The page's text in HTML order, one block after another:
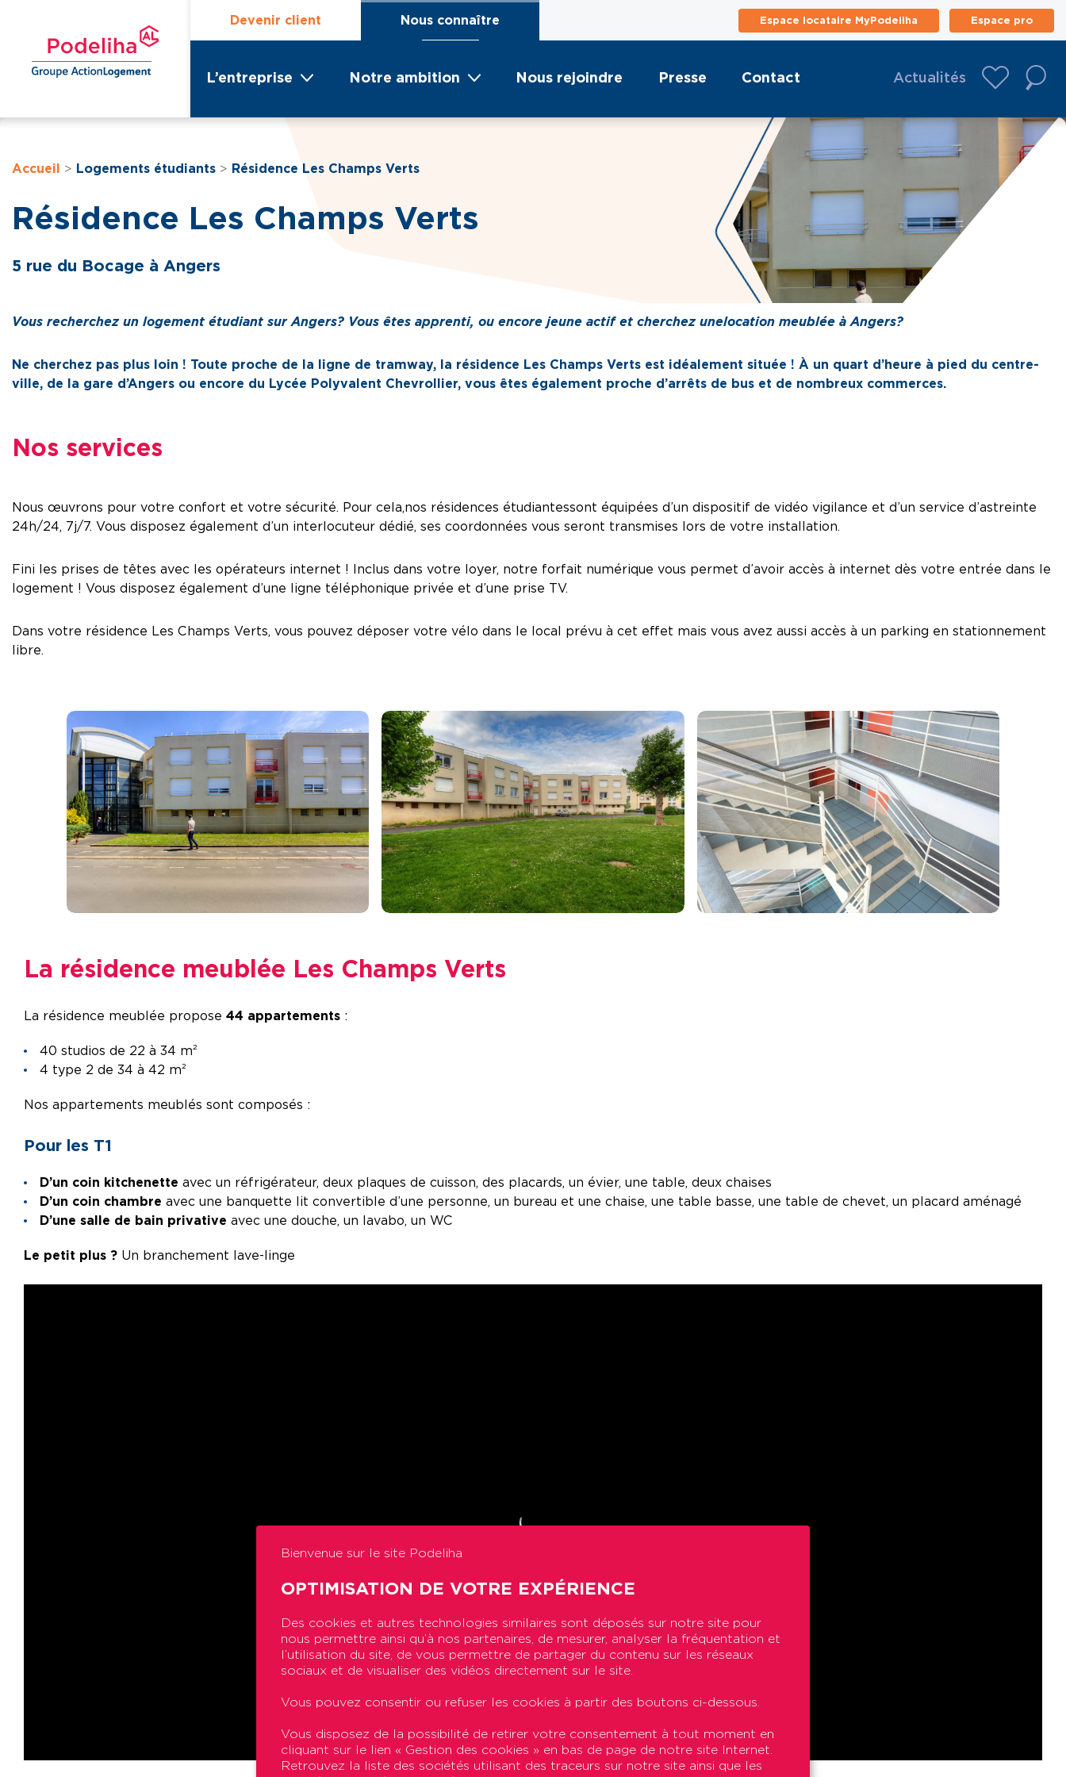
Devenir client Nous connaître Espace locataire MyPodeliha Espace pro
L’entreprise Notre ambition Nous rejoindre Presse Contact Actualités
Accueil > Logements étudiants > Résidence Les Champs Verts
Résidence Les Champs Verts
5 rue du Bocage à Angers
Vous recherchez un logement étudiant sur Angers ? Vous êtes apprenti, ou encore jeune actif et cherchez une location meublée à Angers ?
Ne cherchez pas plus loin ! Toute proche de la ligne de tramway, la résidence Les Champs Verts est idéalement située ! À un quart d’heure à pied du centre-
ville, de la gare d’Angers ou encore du Lycée Polyvalent Chevrollier, vous êtes également proche d’arrêts de bus et de nombreux commerces.
Nos services
Nous œuvrons pour votre confort et votre sécurité. Pour cela, nos résidences étudiantes sont équipées d’un dispositif de vidéo vigilance et d’un service d’astreinte
24h/24, 7j/7. Vous disposez également d’un interlocuteur dédié, ses coordonnées vous seront transmises lors de votre installation.
Fini les prises de têtes avec les opérateurs internet ! Inclus dans votre loyer, notre forfait numérique vous permet d’avoir accès à internet dès votre entrée dans le
logement ! Vous disposez également d’une ligne téléphonique privée et d’une prise TV.
Dans votre résidence Les Champs Verts, vous pouvez déposer votre vélo dans le local prévu à cet effet mais vous avez aussi accès à un parking en stationnement
libre.
La résidence meublée Les Champs Verts
La résidence meublée propose 44 appartements :
40 studios de 22 à 34 m²
4 type 2 de 34 à 42 m²
Nos appartements meublés sont composés :
Pour les T1
D’un coin kitchenette avec un réfrigérateur, deux plaques de cuisson, des placards, un évier, une table, deux chaises
D’un coin chambre avec une banquette lit convertible d’une personne, un bureau et une chaise, une table basse, une table de chevet, un placard aménagé
D’une salle de bain privative avec une douche, un lavabo, un WC
Le petit plus ? Un branchement lave-linge
Bienvenue sur le site Podeliha
OPTIMISATION DE VOTRE EXPÉRIENCE
Des cookies et autres technologies similaires sont déposés sur notre site pour
nous permettre ainsi qu’à nos partenaires, de mesurer, analyser la fréquentation et
l’utilisation du site, de vous permettre de partager du contenu sur les réseaux
sociaux et de visualiser des vidéos directement sur le site.
Vous pouvez consentir ou refuser les cookies à partir des boutons ci-dessous.
Vous disposez de la possibilité de retirer votre consentement à tout moment en
cliquant sur le lien « Gestion des cookies » en bas de page de notre site Internet.
Retrouvez la liste des sociétés utilisant des traceurs sur notre site ainsi que les